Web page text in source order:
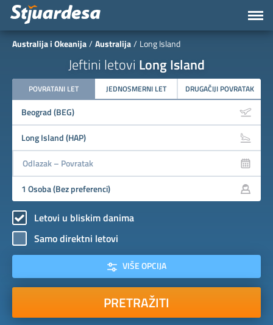
Australija i Okeanija Australija Long Island
Jeftini letovi Long Island
POVRATANI LET JEDNOSMERNI LET DRUGAČIJI POVRATAK
Letovi u bliskim danima
Samo direktni letovi
VIŠE OPCIJA
PRETRAŽITI